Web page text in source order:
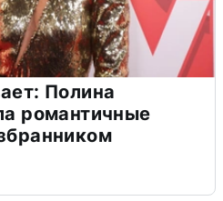
Полина
романтичные